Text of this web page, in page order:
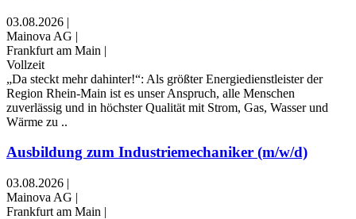
03.08.2026 |
Mainova AG |
Frankfurt am Main |
Vollzeit
„Da steckt mehr dahinter!“: Als größter Energiedienstleister der
Region Rhein-Main ist es unser Anspruch, alle Menschen
zuverlässig und in höchster Qualität mit Strom, Gas, Wasser und
Wärme zu ..
Ausbildung zum Industriemechaniker (m/w/d)
03.08.2026 |
Mainova AG |
Frankfurt am Main |